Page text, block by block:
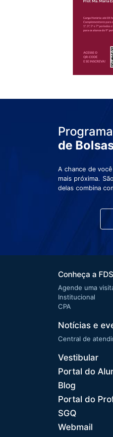
de
A chance de
mais próxima.
delas combina
Conheça a
Agende uma
Institucional
CPA
Notícias e
Central de
Vestibular
Portal do
Blog
Portal do
SGQ
Webmail